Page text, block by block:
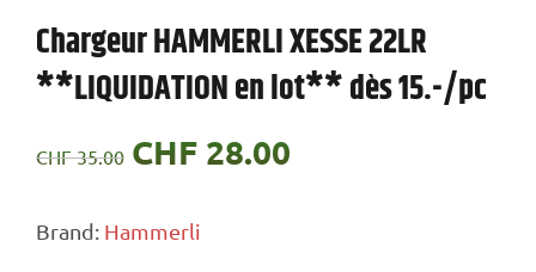
Chargeur HAMMERLI XESSE 22LR
**LIQUIDATION en lot** dès 15.-/pc
CHF35.00 Le
CHF 28.00
Brand: Hammerli